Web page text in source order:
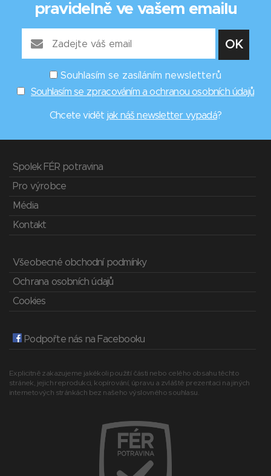
pravidelně ve vašem emailu
Souhlasím se zasíláním newsletterů
Souhlasím se zpracováním a ochranou osobních údajů
Chcete vidět jak náš newsletter vypadá?
Spolek FÉR potravina
Pro výrobce
Média
Kontakt
Všeobecné obchodní podmínky
Ochrana osobních údajů
Cookies
Podpořte nás na Facebooku
Explicitně zakazujeme jakékoli použití části nebo celého obsahu těchto
stránek, jejich reprodukci, kopírování, úpravu a zvláště prezentaci na jiných
internetových stránkách bez našeho výslovného souhlasu.